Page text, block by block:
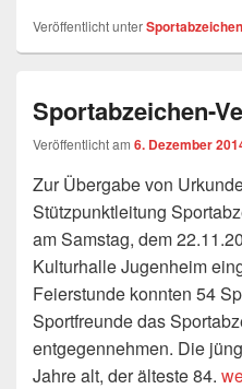
Veröffentlicht unterSportabzeichen
Sportabzeichen-
Veröffentlicht am 6. Dezember
Zur Übergabe von
Stützpunktleitung
am Samstag, dem
Kulturhalle Jugenheim
Feierstunde konnten 54
Sportfreunde das
entgegennehmen. Die
Jahre alt, der älteste 84.